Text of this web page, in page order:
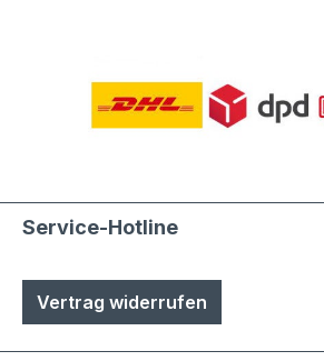
Service-Hotline
Vertrag widerrufen